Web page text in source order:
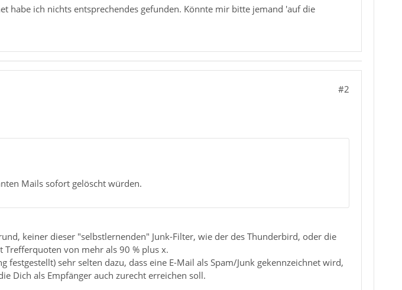
habe ich nichts entsprechendes gefunden. Könnte mir bitte jemand 'auf die
#2
Mails sofort gelöscht würden.
keiner dieser "selbstlernenden" Junk-Filter, wie der des Thunderbird, oder die
von mehr als 90 % plus x.
festgestellt) sehr selten dazu, dass eine E-Mail als Spam/Junk gekennzeichnet wird,
Dich als Empfänger auch zurecht erreichen soll.